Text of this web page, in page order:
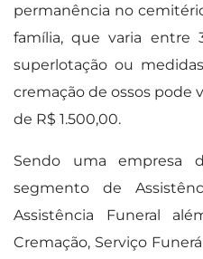
permanência no
família, que varia entre
superlotação ou
cremação de ossos pode
de R$ 1.500,00.
Sendo uma empresa
segmento de
Assistência Funeral
Cremação, Serviço